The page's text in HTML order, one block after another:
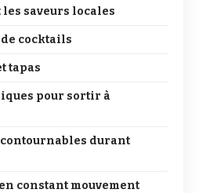
les saveurs locales
cocktails
tapas
pour sortir à
durant
constant mouvement